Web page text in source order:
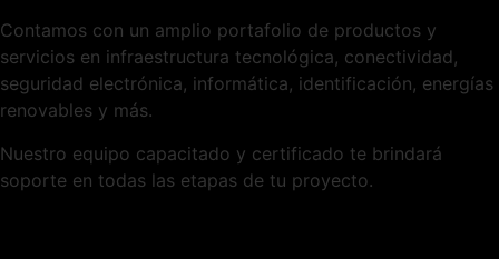
Contamos con un amplio portafolio de productos y
servicios en infraestructura tecnológica, conectividad,
seguridad electrónica, informática, identificación, energías
renovables y más.
Nuestro equipo capacitado y certificado te brindará
soporte en todas las etapas de tu proyecto.